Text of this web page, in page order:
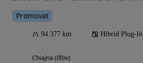
Promovat
94 377 km Hibrid Plug-In
Chiajna (Ilfov)